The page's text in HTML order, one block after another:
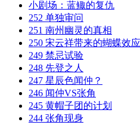
小剧场：蓝鲰的复仇
252 单独审问
251 南州幽灵的真相
250 宋云祥带来的蝴蝶效应
249 禁忌试验
248 先登之人
247 星辰色闻仲？
246 闻仲VS张角
245 黄帽子团的计划
244 张角现身